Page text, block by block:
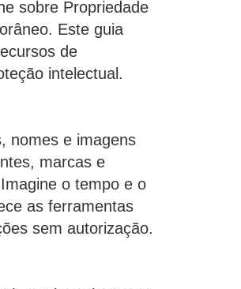
sobre Propriedade
Este guia
de
intelectual.
nomes e imagens
marcas e
o tempo e o
as ferramentas
sem autorização.